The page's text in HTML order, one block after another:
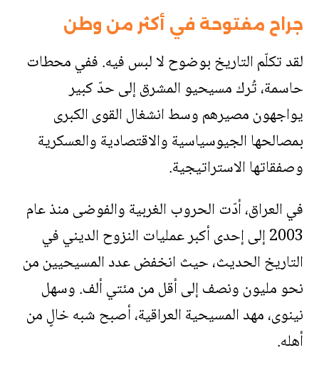
جراح مفتوحة في أكثر من وطن
لقد تكلّم التاريخ بوضوح لا لبس فيه. ففي محطات
حاسمة، تُرك مسيحيو المشرق إلى حدّ كبير
يواجهون مصيرهم وسط انشغال القوى الكبرى
بمصالحها الجيوسياسية والاقتصادية والعسكرية
وصفقاتها الاستراتيجية.
في العراق، أدّت الحروب الغربية والفوضى منذ عام
2003 إلى إحدى أكبر عمليات النزوح الديني في
التاريخ الحديث، حيث انخفض عدد المسيحيين من
نحو مليون ونصف إلى أقل من مئتي ألف. وسهل
نينوى، مهد المسيحية العراقية، أصبح شبه خالٍ من
أهله.